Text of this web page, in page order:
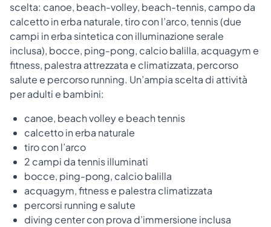
scelta: canoe, beach-volley, beach-tennis, campo da
calcetto in erba naturale, tiro con l’arco, tennis (due
campi in erba sintetica con illuminazione serale
inclusa), bocce, ping-pong, calcio balilla, acquagym e
fitness, palestra attrezzata e climatizzata, percorso
salute e percorso running. Un’ampia scelta di attività
per adulti e bambini:
canoe, beach volley e beach tennis
calcetto in erba naturale
tiro con l’arco
2 campi da tennis illuminati
bocce, ping-pong, calcio balilla
acquagym, fitness e palestra climatizzata
percorsi running e salute
diving center con prova d’immersione inclusa